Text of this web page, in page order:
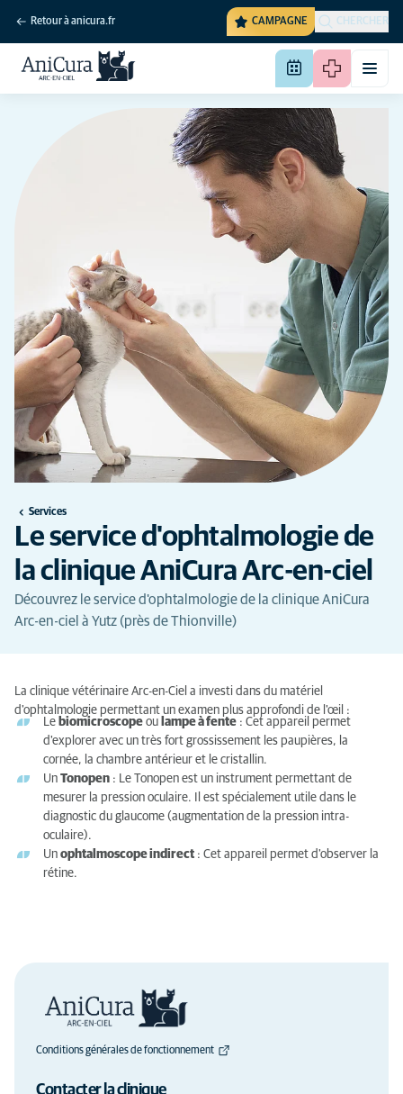
Retour à anicura.fr CAMPAGNE CHERCHER
Services
Le service d'ophtalmologie de
la clinique AniCura Arc-en-ciel
Découvrez le service d'ophtalmologie de la clinique AniCura
Arc-en-ciel à Yutz (près de Thionville)
La clinique vétérinaire Arc-en-Ciel a investi dans du matériel
d'ophtalmologie permettant un examen plus approfondi de l'œil :
Le biomicroscope ou lampe à fente : Cet appareil permet
d'explorer avec un très fort grossissement les paupières, la
cornée, la chambre antérieur et le cristallin.
Un Tonopen : Le Tonopen est un instrument permettant de
mesurer la pression oculaire. Il est spécialement utile dans le
diagnostic du glaucome (augmentation de la pression intra-
oculaire).
Un ophtalmoscope indirect : Cet appareil permet d'observer la
rétine.
Conditions générales de fonctionnement
Contacter la clinique